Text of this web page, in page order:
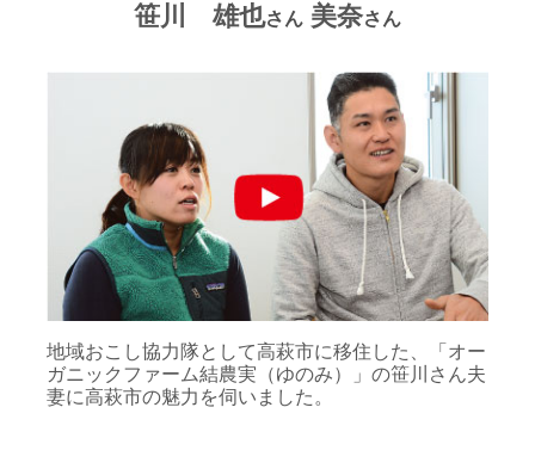
笹川 雄也さん 美奈さん
地域おこし協力隊として高萩市に移住した、「オー
ガニックファーム結農実（ゆのみ）」の笹川さん夫
妻に高萩市の魅力を伺いました。